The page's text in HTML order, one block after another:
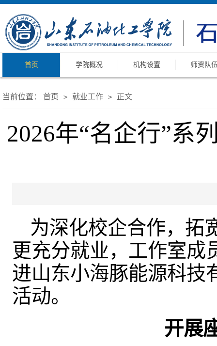
首页 学院概况 机构设置 师资队
当前位置： 首页 > 就业工作 > 正文
2026年“名企行”系
为深化校企合作，拓
更充分就业，工作室成
进山东小海豚能源科技
活动。
开展